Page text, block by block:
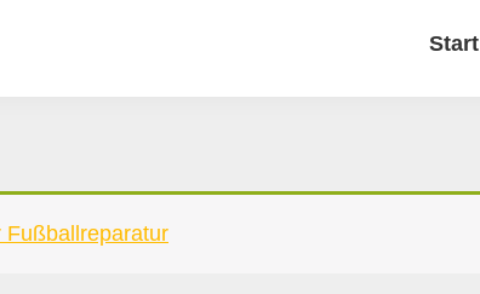
Start
Fußballreparatur